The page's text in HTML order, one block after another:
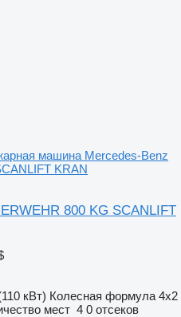
машина Mercedes-Benz
KRAN
800 KG SCANLIFT
кВт) Колесная формула 4x2
мест 4 0 отсеков